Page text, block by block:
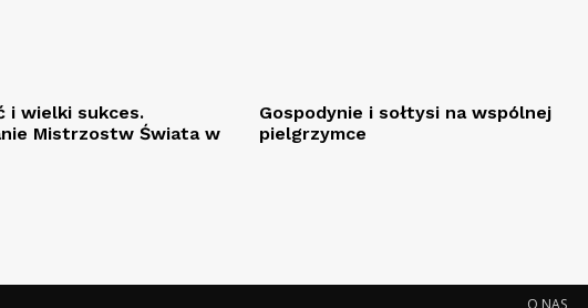
i wielki sukces.
Mistrzostw Świata w
Gospodynie i sołtysi na wspólnej
pielgrzymce
O NAS